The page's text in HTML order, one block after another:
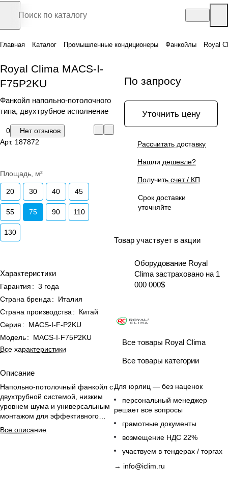
Главная Каталог Промышленные кондиционеры Фанкойлы Royal
Royal Clima MACS-I-
F75P2KU
Фанкойл напольно-потолочного
типа, двухтрубное исполнение
0
Нет отзывов
Арт. 187872
Площадь, м²
20 30 40 45
55 75 90 110
130
Характеристики
Гарантия : 3 года
Страна бренда :
Италия
Страна производства :
Китай
Серия :
MACS-I-F-P2KU
Модель:
MACS-I-F75P2KU
Все характеристики
Описание
Напольно-потолочный фанкойл с
двухтрубной системой, низким
уровнем шума и универсальным
монтажом для эффективного
отопления и охлаждения
помещений до 75 м².
Все описание
По запросу
Уточнить цену
Рассчитать доставку
Нашли дешевле?
Получить счет / КП
Срок доставки
уточняйте
Товар участвует в акции
Оборудование Royal
Clima застраховано на 1
000 000$
Все товары Royal Clima
Все товары категории
Для юрлиц — без наценок
персональный менеджер
решает все вопросы
грамотные документы
возмещение НДС 22%
участвуем в тендерах / торгах
→ info@iclim.ru